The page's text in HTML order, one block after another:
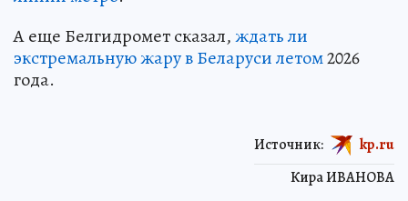
А еще Белгидромет сказал,ждать ли
экстремальную жару в Беларуси летом2026
года.
Кира ИВАНОВА
Источник: kp.ru